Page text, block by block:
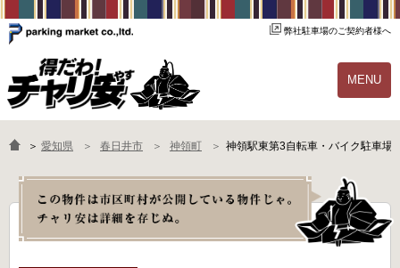
弊社駐車場のご契約者様へ
MENU
物件一覧 ご契約の流れ
よくあるご質問 駐輪場オーナー様へ
＞ 愛知県 春日井市 神領町 神領駅東第3自転車・バイク駐車場